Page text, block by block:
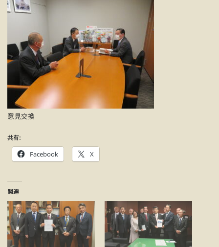
意見交換
共有:
Facebook X
関連